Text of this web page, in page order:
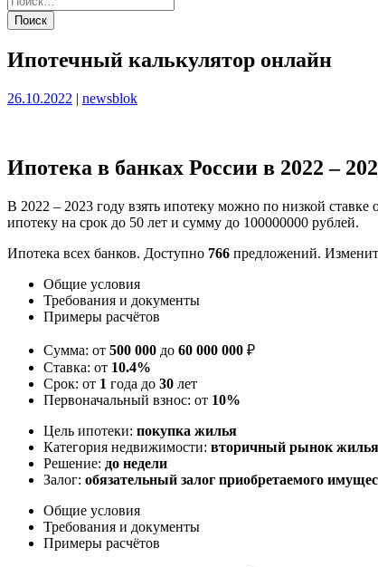
Ипотечный калькулятор онлайн
Опубликовано
26.10.2022 | Опубликовано
newsblok
Ипотека в банках России в 2022 –
В 2022 – 2023 году взять ипотеку можно по низкой
ипотеку на срок до 50 лет и сумму до 100000000 рублей.
Ипотека всех банков. Доступно 766 предложений.
Общие условия
Требования и документы
Примеры расчётов
Сумма: от 500 000 до 60 000 000 ₽
Ставка: от 10.4%
Срок: от 1 года до 30 лет
Первоначальный взнос: от 10%
Цель ипотеки: покупка жилья
Категория недвижимости: вторичный рынок жилья
Решение: до недели
Залог: обязательный залог приобретаемого
Общие условия
Требования и документы
Примеры расчётов